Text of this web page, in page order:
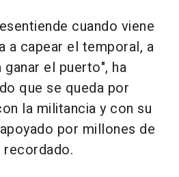
cuando viene
a capear el temporal, a
el puerto", ha
que se queda por
la militancia y con su
por millones de
recordado.